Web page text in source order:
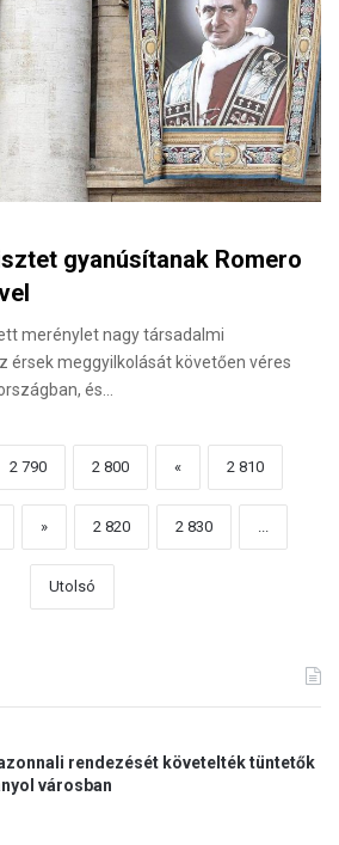
gyanúsítanak Romero
merénylet nagy társadalmi
érsek meggyilkolását követően véres
és…
2 790 2 800 « 2 810
» 2 820 2 830
Utolsó
rendezését követelték tüntetők
városban